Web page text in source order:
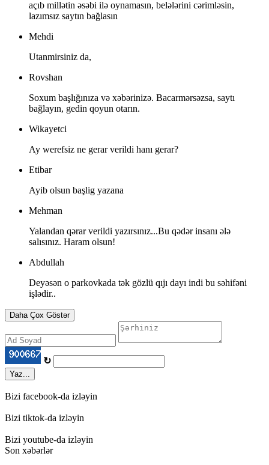
açıb millətin əsəbi ilə oynamasın, belələrini cərimləsin,
lazımsız saytın bağlasın
Mehdi
Utanmirsiniz da,
Rovshan
Soxum başlığınıza və xəbərinizə. Bacarmərsəzsa, saytı
bağlayın, gedin qoyun otarın.
Wikayetci
Ay werefsiz ne gerar verildi hanı gerar?
Etibar
Ayib olsun başlig yazana
Mehman
Yalandan qərar verildi yazırsınız...Bu qədər insanı ələ
salısınız. Haram olsun!
Abdullah
Deyəsən o parkovkada tək gözlü qıjı dayı indi bu səhifəni
işlədir..
Daha Çox Göstər
↻
Yaz...
Bizi facebook-da izləyin
Bizi tiktok-da izləyin
Bizi youtube-da izləyin
Son xəbərlər